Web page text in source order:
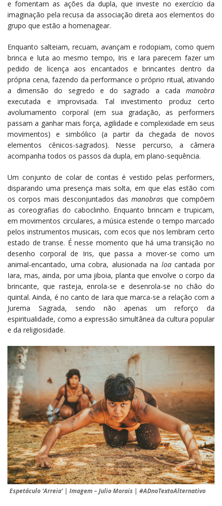
e fomentam as ações da dupla, que investe no exercício da
imaginação pela recusa da associação direta aos elementos do
grupo que estão a homenagear.
Enquanto salteiam, recuam, avançam e rodopiam, como quem
brinca e luta ao mesmo tempo, Iris e Iara parecem fazer um
pedido de licença aos encantados e brincantes dentro da
própria cena, fazendo da performance o próprio ritual, ativando
a dimensão do segredo e do sagrado a cada manobra
executada e improvisada. Tal investimento produz certo
avolumamento corporal (em sua gradação, as performers
passam a ganhar mais força, agilidade e complexidade em seus
movimentos) e simbólico (a partir da chegada de novos
elementos cênicos-sagrados). Nesse percurso, a câmera
acompanha todos os passos da dupla, em plano-sequência.
Um conjunto de colar de contas é vestido pelas performers,
disparando uma presença mais solta, em que elas estão com
os corpos mais desconjuntados dasmanobras que compõem
as coreografias do caboclinho. Enquanto brincam e trupicam,
em movimentos circulares, a música estende o tempo marcado
pelos instrumentos musicais, com ecos que nos lembram certo
estado de transe. É nesse momento que há uma transição no
desenho corporal de Iris, que passa a mover-se como um
animal-encantado, uma cobra, alusionada na loacantada por
Iara, mas, ainda, por uma jiboia, planta que envolve o corpo da
brincante, que rasteja, enrola-se e desenrola-se no chão do
quintal. Ainda, é no canto de Iara que marca-se a relação com a
Jurema Sagrada, sendo não apenas um reforço da
espiritualidade, como a expressão simultânea da cultura popular
e da religiosidade.
Espetáculo ‘Arreia’ | Imagem – Julio Morais | #ADnoTextoAlternativo